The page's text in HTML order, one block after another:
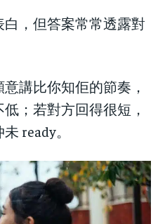
，但答案常常透露對
講比你知佢的節奏，
；若對方回得很短，
ready。